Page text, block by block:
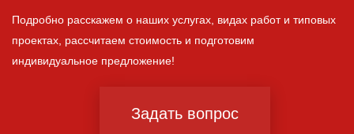
Подробно расскажем о наших услугах, видах работ и типовых
проектах, рассчитаем стоимость и подготовим
индивидуальное предложение!
Задать вопрос